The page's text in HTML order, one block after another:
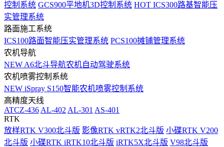
控制系统 GCS900平地机3D控制系统 HOT ICS300路基智能压
实管理系统
路面施工系统
ICS100路面智能压实管理系统 PCS100摊铺管理系统
农机导航
NEW A6北斗导航农机自动驾驶系统
农机喷雾控制系统
NEW iSpray S150智能农机喷雾控制系统
高精度天线
ATCZ-436 AL-402 AL-301 AS-401
RTK
放样RTK V300北斗版 影像RTK vRTK2北斗版 小碟RTK V200
北斗版 小碟RTK iRTK10北斗版 iRTK5X北斗版 V98北斗版